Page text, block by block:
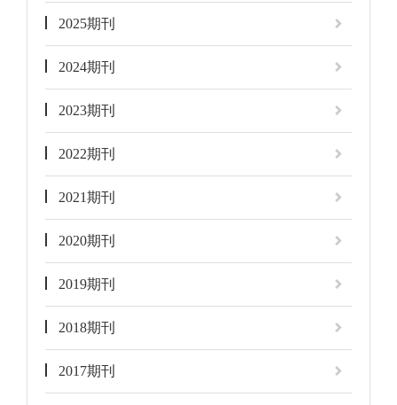
2025期刊
2024期刊
2023期刊
2022期刊
2021期刊
2020期刊
2019期刊
2018期刊
2017期刊